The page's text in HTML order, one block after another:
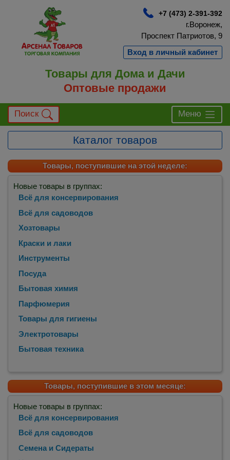
+7 (473) 2-391-392
г.Воронеж,
Проспект Патриотов, 9
Вход в личный кабинет
Товары для Дома и Дачи
Оптовые продажи
Поиск Меню
Каталог товаров
Товары, поступившие на этой неделе:
Новые товары в группах:
Всё для консервирования
Всё для садоводов
Хозтовары
Краски и лаки
Инструменты
Посуда
Бытовая химия
Парфюмерия
Товары для гигиены
Электротовары
Бытовая техника
Товары, поступившие в этом месяце:
Новые товары в группах:
Всё для консервирования
Всё для садоводов
Семена и Сидераты